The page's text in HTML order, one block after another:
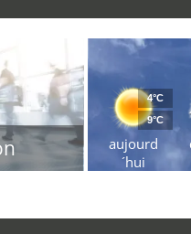
aujourd
´hui
4°C
9°C